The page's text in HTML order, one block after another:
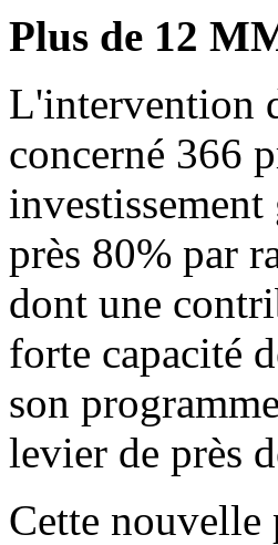
Plus de 12
L'intervention
concerné 366
près 80% par
dont une
forte capacité
son
levier de près
Cette nouvelle